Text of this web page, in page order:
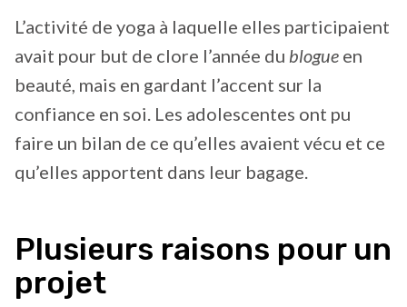
L’activité de yoga à laquelle elles participaient
avait pour but de clore l’année du blogue en
beauté, mais en gardant l’accent sur la
confiance en soi. Les adolescentes ont pu
faire un bilan de ce qu’elles avaient vécu et ce
qu’elles apportent dans leur bagage.
Plusieurs raisons pour un
projet